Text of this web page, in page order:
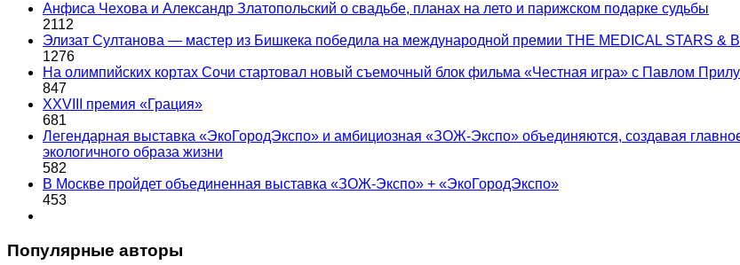
Анфиса Чехова и Александр Златопольский о свадьбе, планах на лето и парижском подарке судьбы
2112
Элизат Султанова — мастер из Бишкека победила на международной премии THE MEDICAL STARS &
1276
На олимпийских кортах Сочи стартовал новый съемочный блок фильма «Честная игра» с Павлом
847
XXVIII премия «Грация»
681
Легендарная выставка «ЭкоГородЭкспо» и амбициозная «ЗОЖ-Экспо» объединяются, создавая
экологичного образа жизни
582
В Москве пройдет объединенная выставка «ЗОЖ-Экспо» + «ЭкоГородЭкспо»
453
Популярные авторы